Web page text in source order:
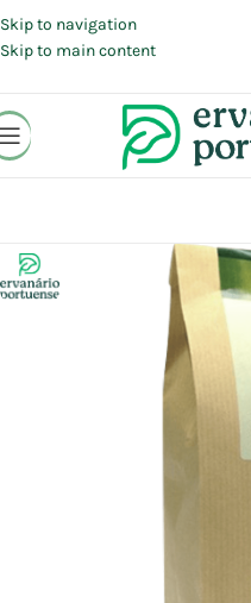
Skip to navigation
Skip to main content